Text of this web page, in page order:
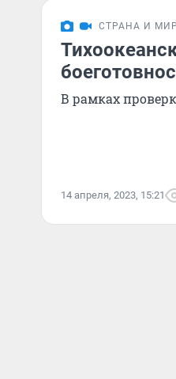
СТРАНА И МИР
В рамках
14 апреля, 2023, 15:21